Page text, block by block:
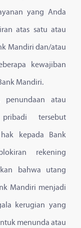
yang Anda
atas satu atau
Mandiri dan/atau
kewajiban
Mandiri.
penundaan atau
tersebut
kepada Bank
rekening
bahwa utang
Mandiri menjadi
kerugian yang
menunda atau